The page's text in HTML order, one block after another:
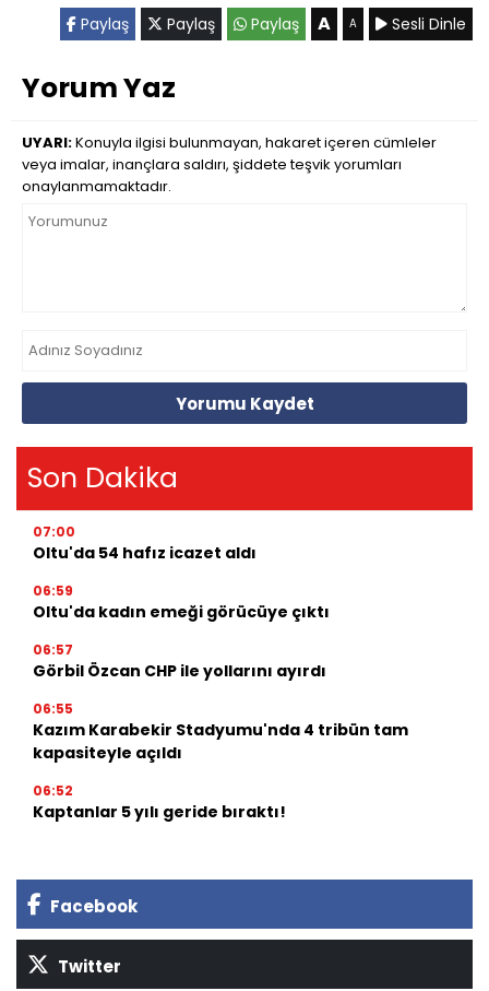
Paylaş Paylaş Paylaş A A Sesli Dinle
Yorum Yaz
UYARI:Konuyla ilgisi bulunmayan, hakaret içeren cümleler
veya imalar, inançlara saldırı, şiddete teşvik yorumları
onaylanmamaktadır.
Yorumu Kaydet
Son Dakika
07:00
Oltu'da 54 hafız icazet aldı
06:59
Oltu'da kadın emeği görücüye çıktı
06:57
Görbil Özcan CHP ile yollarını ayırdı
06:55
Kazım Karabekir Stadyumu'nda 4 tribün tam
kapasiteyle açıldı
06:52
Kaptanlar 5 yılı geride bıraktı!
Facebook
Twitter